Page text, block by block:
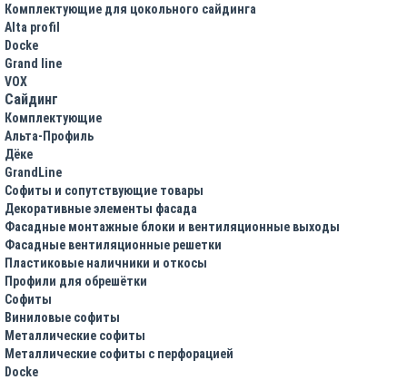
Комплектующие для цокольного сайдинга
Alta profil
Docke
Grand line
VOX
Сайдинг
Комплектующие
Альта-Профиль
Дёке
GrandLine
Софиты и сопутствующие товары
Декоративные элементы фасада
Фасадные монтажные блоки и вентиляционные выходы
Фасадные вентиляционные решетки
Пластиковые наличники и откосы
Профили для обрешётки
Софиты
Виниловые софиты
Металлические софиты
Металлические софиты с перфорацией
Docke